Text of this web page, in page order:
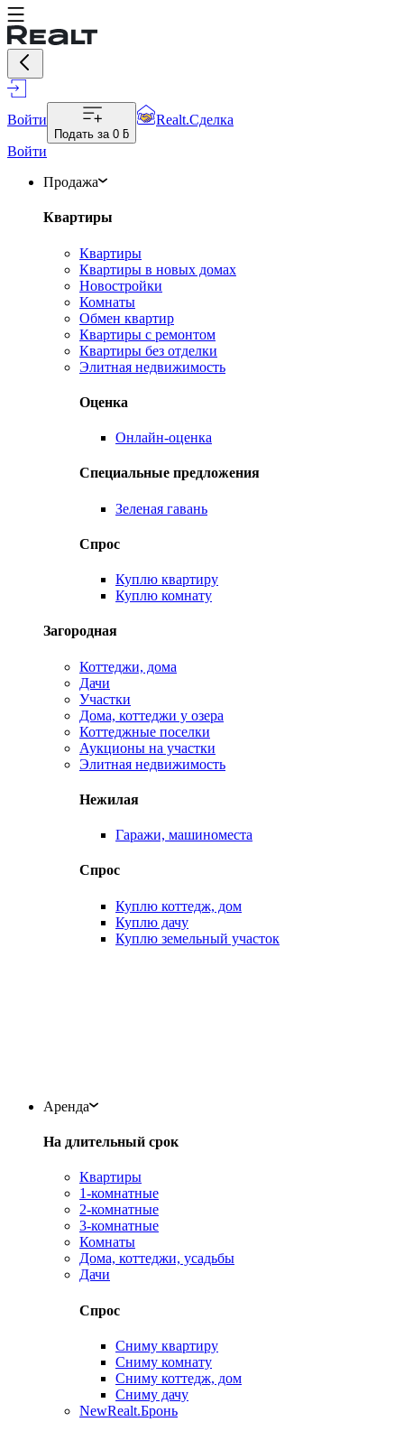
Войти
Подать за 0 ƃ
Realt.Сделка
Войти
Продажа
Квартиры
Квартиры
Квартиры в новых домах
Новостройки
Комнаты
Обмен квартир
Квартиры с ремонтом
Квартиры без отделки
Элитная недвижимость
Оценка
Онлайн-оценка
Специальные предложения
Зеленая гавань
Спрос
Куплю квартиру
Куплю комнату
Загородная
Коттеджи, дома
Дачи
Участки
Дома, коттеджи у озера
Коттеджные поселки
Аукционы на участки
Элитная недвижимость
Нежилая
Гаражи, машиноместа
Спрос
Куплю коттедж, дом
Куплю дачу
Куплю земельный участок
Аренда
На длительный срок
Квартиры
1-комнатные
2-комнатные
3-комнатные
Комнаты
Дома, коттеджи, усадьбы
Дачи
Спрос
Сниму квартиру
Сниму комнату
Сниму коттедж, дом
Сниму дачу
NewRealt.Бронь